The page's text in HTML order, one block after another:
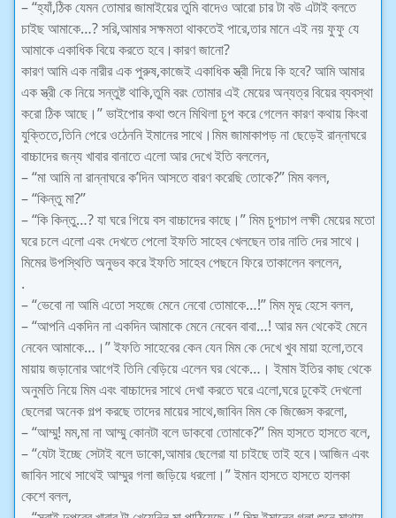
– “হ্যাঁ,ঠিক যেমন তোমার জামাইয়ের তুমি বাদেও আরো চার টা বউ এটাই বলতে
চাইছ আমাকে…? সরি,আমার সক্ষমতা থাকতেই পারে,তার মানে এই নয় ফুফু যে
আমাকে একাধিক বিয়ে করতে হবে।কারণ জানো?
কারণ আমি এক নারীর এক পুরুষ,কাজেই একাধিক স্ত্রী দিয়ে কি হবে? আমি আমার
এক স্ত্রী কে নিয়ে সন্তুষ্ট থাকি,তুমি বরং তোমার এই মেয়ের অন্যত্র বিয়ের ব্যবস্থা
করো ঠিক আছে।” ভাইপোর কথা শুনে মিথিলা চুপ করে গেলেন কারণ কথায় কিংবা
যুক্তিতে,তিনি পেরে ওঠেননি ইমানের সাথে।মিম জামাকাপড় না ছেড়েই রান্নাঘরে
বাচ্চাদের জন্য খাবার বানাতে এলো আর দেখে ইতি বললেন,
– “মা আমি না রান্নাঘরে ক’দিন আসতে বারণ করেছি তোকে?” মিম বলল,
– “কিন্তু মা?”
– “কি কিন্তু…? যা ঘরে গিয়ে বস বাচ্চাদের কাছে।” মিম চুপচাপ লক্ষী মেয়ের মতো
ঘরে চলে এলো এবং দেখতে পেলো ইফতি সাহেব খেলছেন তার নাতি দের সাথে।
মিমের উপস্থিতি অনুভব করে ইফতি সাহেব পেছনে ফিরে তাকালেন বললেন,
.
– “ভেবো না আমি এতো সহজে মেনে নেবো তোমাকে…!” মিম মৃদু হেসে বলল,
– “আপনি একদিন না একদিন আমাকে মেনে নেবেন বাবা…! আর মন থেকেই মেনে
নেবেন আমাকে…।” ইফতি সাহেবের কেন যেন মিম কে দেখে খুব মায়া হলো,তবে
মায়ায় জড়ানোর আগেই তিনি বেড়িয়ে এলেন ঘর থেকে…। ইমাম ইতির কাছ থেকে
অনুমতি নিয়ে মিম এবং বাচ্চাদের সাথে দেখা করতে ঘরে এলো,ঘরে ঢুকেই দেখলো
ছেলেরা অনেক গল্প করছে তাদের মায়ের সাথে,জাবিন মিম কে জিজ্ঞেস করলো,
– “আম্মু! মম,মা না আম্মু কোনটা বলে ডাকবো তোমাকে?” মিম হাসতে হাসতে বলে,
– “যেটা ইচ্ছে সেটাই বলে ডাকো,আমার ছেলেরা যা চাইছে তাই হবে।আজিন এবং
জাবিন সাথে সাথেই আম্মুর গলা জড়িয়ে ধরলো।” ইমান হাসতে হাসতে হালকা
কেশে বলল,